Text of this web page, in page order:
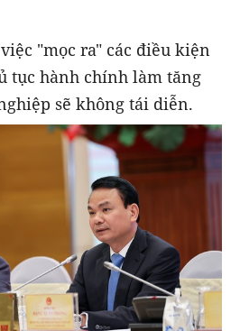
"mọc ra" các điều kiện
tục hành chính làm tăng
sẽ không tái diễn.